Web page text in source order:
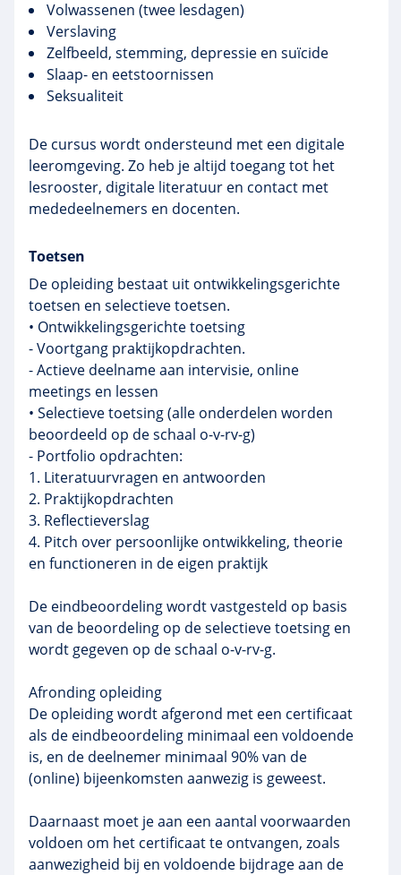
Volwassenen (twee lesdagen)
Verslaving
Zelfbeeld, stemming, depressie en suïcide
Slaap- en eetstoornissen
Seksualiteit
De cursus wordt ondersteund met een digitale
leeromgeving. Zo heb je altijd toegang tot het
lesrooster, digitale literatuur en contact met
mededeelnemers en docenten.
Toetsen
De opleiding bestaat uit ontwikkelingsgerichte
toetsen en selectieve toetsen.
• Ontwikkelingsgerichte toetsing
- Voortgang praktijkopdrachten.
- Actieve deelname aan intervisie, online
meetings en lessen
• Selectieve toetsing (alle onderdelen worden
beoordeeld op de schaal o-v-rv-g)
- Portfolio opdrachten:
1. Literatuurvragen en antwoorden
2. Praktijkopdrachten
3. Reflectieverslag
4. Pitch over persoonlijke ontwikkeling, theorie
en functioneren in de eigen praktijk
De eindbeoordeling wordt vastgesteld op basis
van de beoordeling op de selectieve toetsing en
wordt gegeven op de schaal o-v-rv-g.
Afronding opleiding
De opleiding wordt afgerond met een certificaat
als de eindbeoordeling minimaal een voldoende
is, en de deelnemer minimaal 90% van de
(online) bijeenkomsten aanwezig is geweest.
Daarnaast moet je aan een aantal voorwaarden
voldoen om het certificaat te ontvangen, zoals
aanwezigheid bij en voldoende bijdrage aan de